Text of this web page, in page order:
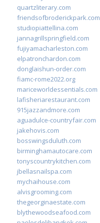
quartzliterary.com
friendsofbroderickpark.com
studiopiattellina.com
jannagrillspringfield.com
fujiyamacharleston.com
elpatronchardon.com
donglaishun-order.com
fiamc-rome2022.org
mariceworldessentials.com
lafisheriarestaurant.com
915jazzandmore.com
aguadulce-countryfair.com
jakehovis.com
bosswingsduluth.com
birminghamautocare.com
tonyscountrykitchen.com
jbellasnailspa.com
mychaihouse.com
alvisgrooming.com
thegeorginaestate.com
blythewoodseafood.com